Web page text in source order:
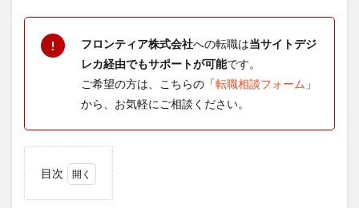
! フロンティア株式会社への転職は当サイトデジ
レカ経由でもサポートが可能です。
ご希望の方は、こちらの「転職相談フォーム 」
から、お気軽にご相談ください。
目次